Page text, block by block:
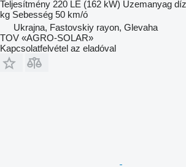
Teljesítmény 220 LE (162 kW) Üzemanyag
kg Sebesség 50 km/ó
Ukrajna, Fastovskiy rayon, Glevaha
TOV «AGRO-SOLAR»
Kapcsolatfelvétel az eladóval